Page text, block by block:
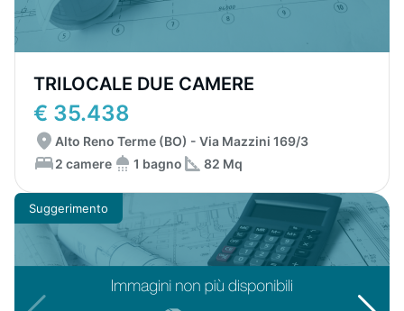
TRILOCALE DUE CAMERE
€ 35.438
Alto Reno Terme (BO) - Via Mazzini 169/3
2 camere
1 bagno 82 Mq
Suggerimento